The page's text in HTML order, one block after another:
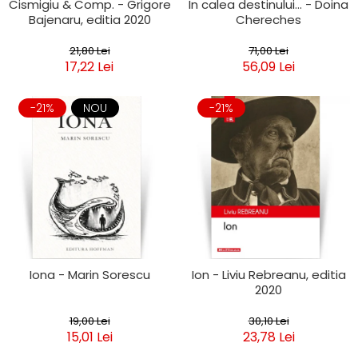
Cismigiu & Comp. - Grigore
Bajenaru, editia 2020
21,80 Lei
17,22 Lei
In calea destinului... - Doina
Chereches
71,00 Lei
56,09 Lei
-21% NOU
Iona - Marin Sorescu
19,00 Lei
15,01 Lei
-21%
Ion - Liviu Rebreanu, editia
2020
30,10 Lei
23,78 Lei